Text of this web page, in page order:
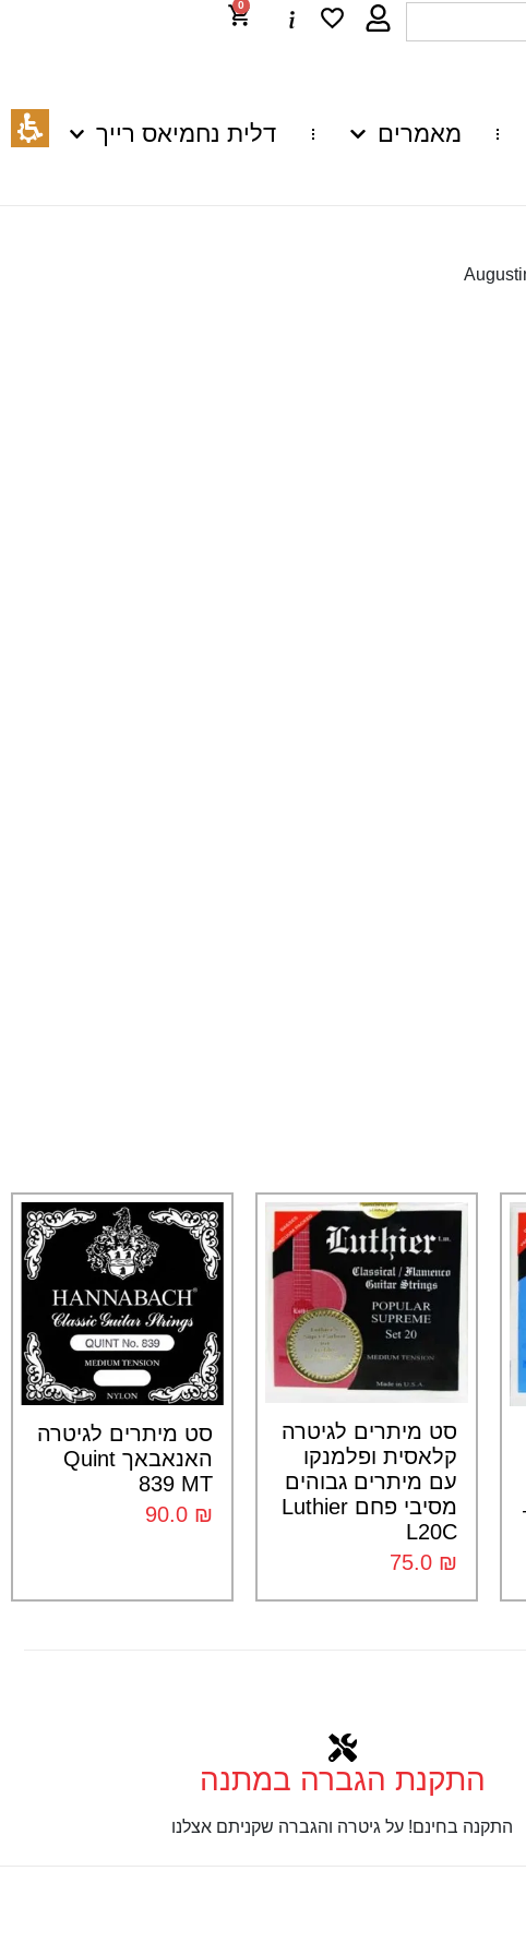
0
מאמרים
דלית נחמיאס רייך
סט מיתרים לגיטרה
קלאסית ופלמנקו
עם מיתרים גבוהים
מסיבי פחם Luthier
L20C
₪
סט מיתרים לגיטרה
האנאבאך Quint
839 MT
₪
התקנת הגברה במתנה
התקנה בחינם! על גיטרה והגברה שקניתם אצלנו